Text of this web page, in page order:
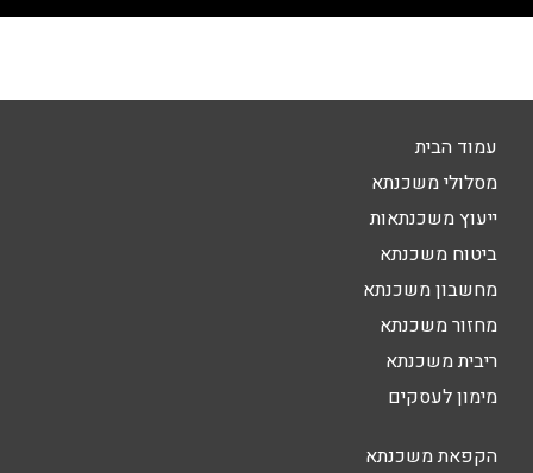
עמוד הבית
מסלולי משכנתא
ייעוץ משכנתאות
ביטוח משכנתא
מחשבון משכנתא
מחזור משכנתא
ריבית משכנתא
מימון לעסקים
הקפאת משכנתא